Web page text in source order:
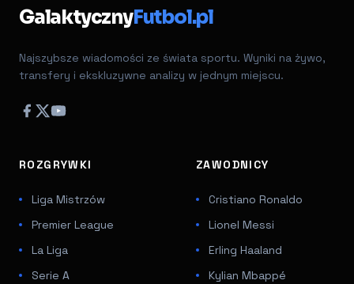
GalaktycznyFutbol.pl
Najszybsze wiadomości ze świata sportu. Wyniki na żywo,
transfery i ekskluzywne analizy w jednym miejscu.
ROZGRYWKI
Liga Mistrzów
Premier League
La Liga
Serie A
ZAWODNICY
Cristiano Ronaldo
Lionel Messi
Erling Haaland
Kylian Mbappé